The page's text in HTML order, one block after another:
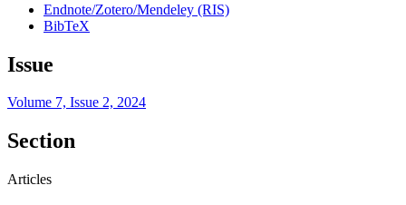
Endnote/Zotero/Mendeley (RIS)
BibTeX
Issue
Volume 7, Issue 2, 2024
Section
Articles